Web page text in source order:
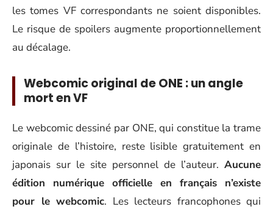
les tomes VF correspondants ne soient disponibles.
Le risque de spoilers augmente proportionnellement
au décalage.
Webcomic original de ONE : un angle
mort en VF
Le webcomic dessiné par ONE, qui constitue la trame
originale de l’histoire, reste lisible gratuitement en
japonais sur le site personnel de l’auteur. Aucune
édition numérique officielle en français n’existe
pour le webcomic. Les lecteurs francophones qui